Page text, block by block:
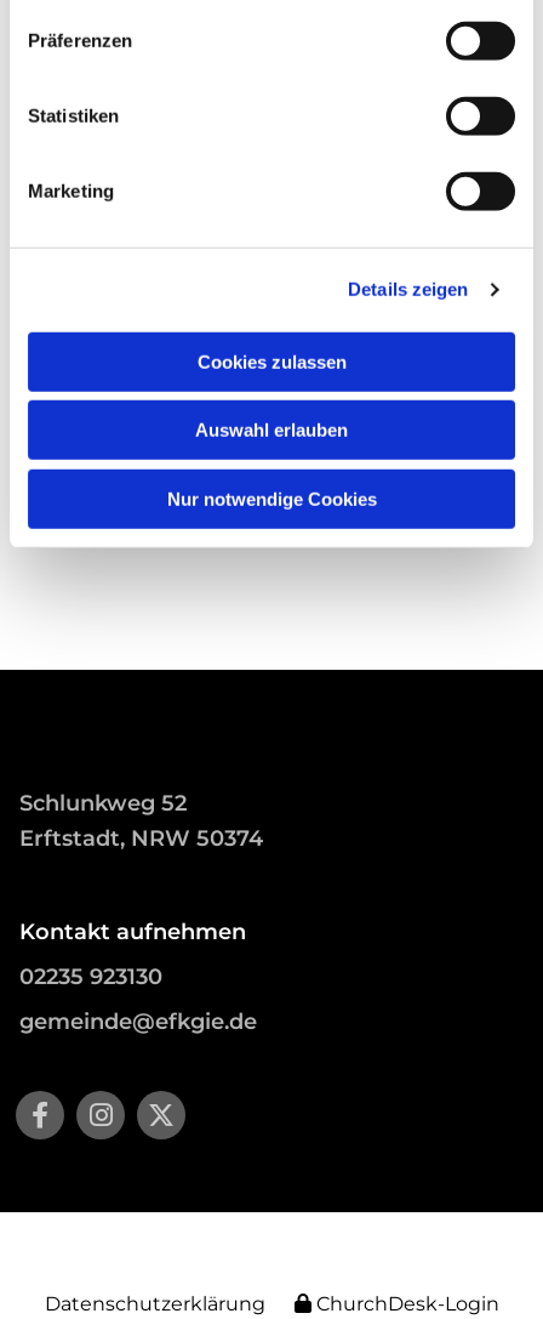
Präferenzen
Statistiken
Marketing
Details zeigen
Cookies zulassen
Auswahl erlauben
Nur notwendige Cookies
Schlunkweg 52
Erftstadt, NRW 50374
Kontakt aufnehmen
02235 923130
gemeinde@efkgie.de
Datenschutzerklärung ChurchDesk-Login